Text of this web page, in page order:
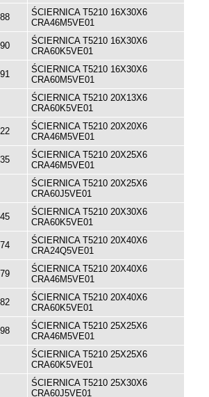
ŚCIERNICA T5210 16X30X6
CRA46M5VE01
ŚCIERNICA T5210 16X30X6
CRA60K5VE01
ŚCIERNICA T5210 16X30X6
CRA60M5VE01
ŚCIERNICA T5210 20X13X6
CRA60K5VE01
ŚCIERNICA T5210 20X20X6
CRA46M5VE01
ŚCIERNICA T5210 20X25X6
CRA46M5VE01
ŚCIERNICA T5210 20X25X6
CRA60J5VE01
ŚCIERNICA T5210 20X30X6
CRA60K5VE01
ŚCIERNICA T5210 20X40X6
CRA24Q5VE01
ŚCIERNICA T5210 20X40X6
CRA46M5VE01
ŚCIERNICA T5210 20X40X6
CRA60K5VE01
ŚCIERNICA T5210 25X25X6
CRA46M5VE01
ŚCIERNICA T5210 25X25X6
CRA60K5VE01
ŚCIERNICA T5210 25X30X6
CRA60J5VE01